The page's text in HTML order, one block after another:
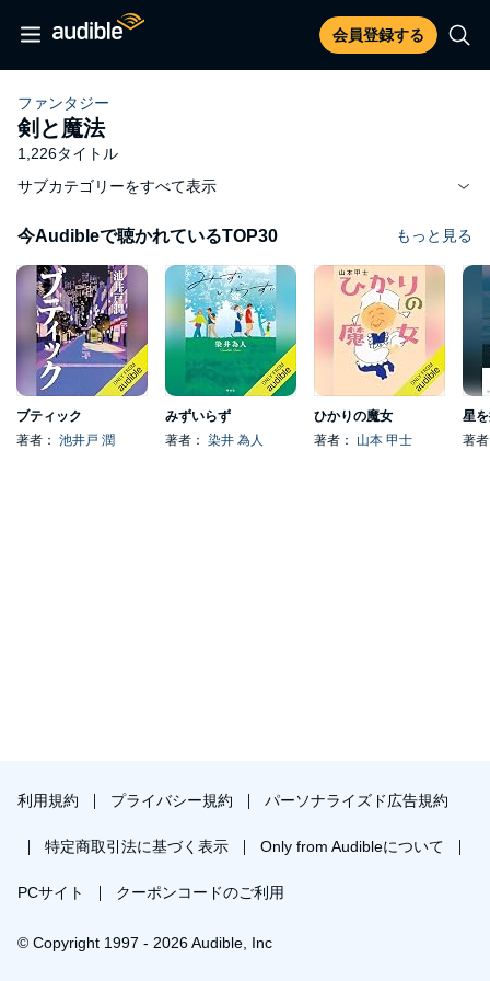
会員登録する
ファンタジー
剣と魔法
1,226タイトル
サブカテゴリーをすべて表示
今Audibleで聴かれているTOP30 もっと見る
ブティック
著者： 池井戸 潤
みずいらず
著者： 染井 為人
ひかりの魔女
著者： 山本 甲士
星
著
利用規約 プライバシー規約 パーソナライズド広告規約
特定商取引法に基づく表示 Only from Audibleについて
PCサイト クーポンコードのご利用
© Copyright 1997 - 2026 Audible, Inc